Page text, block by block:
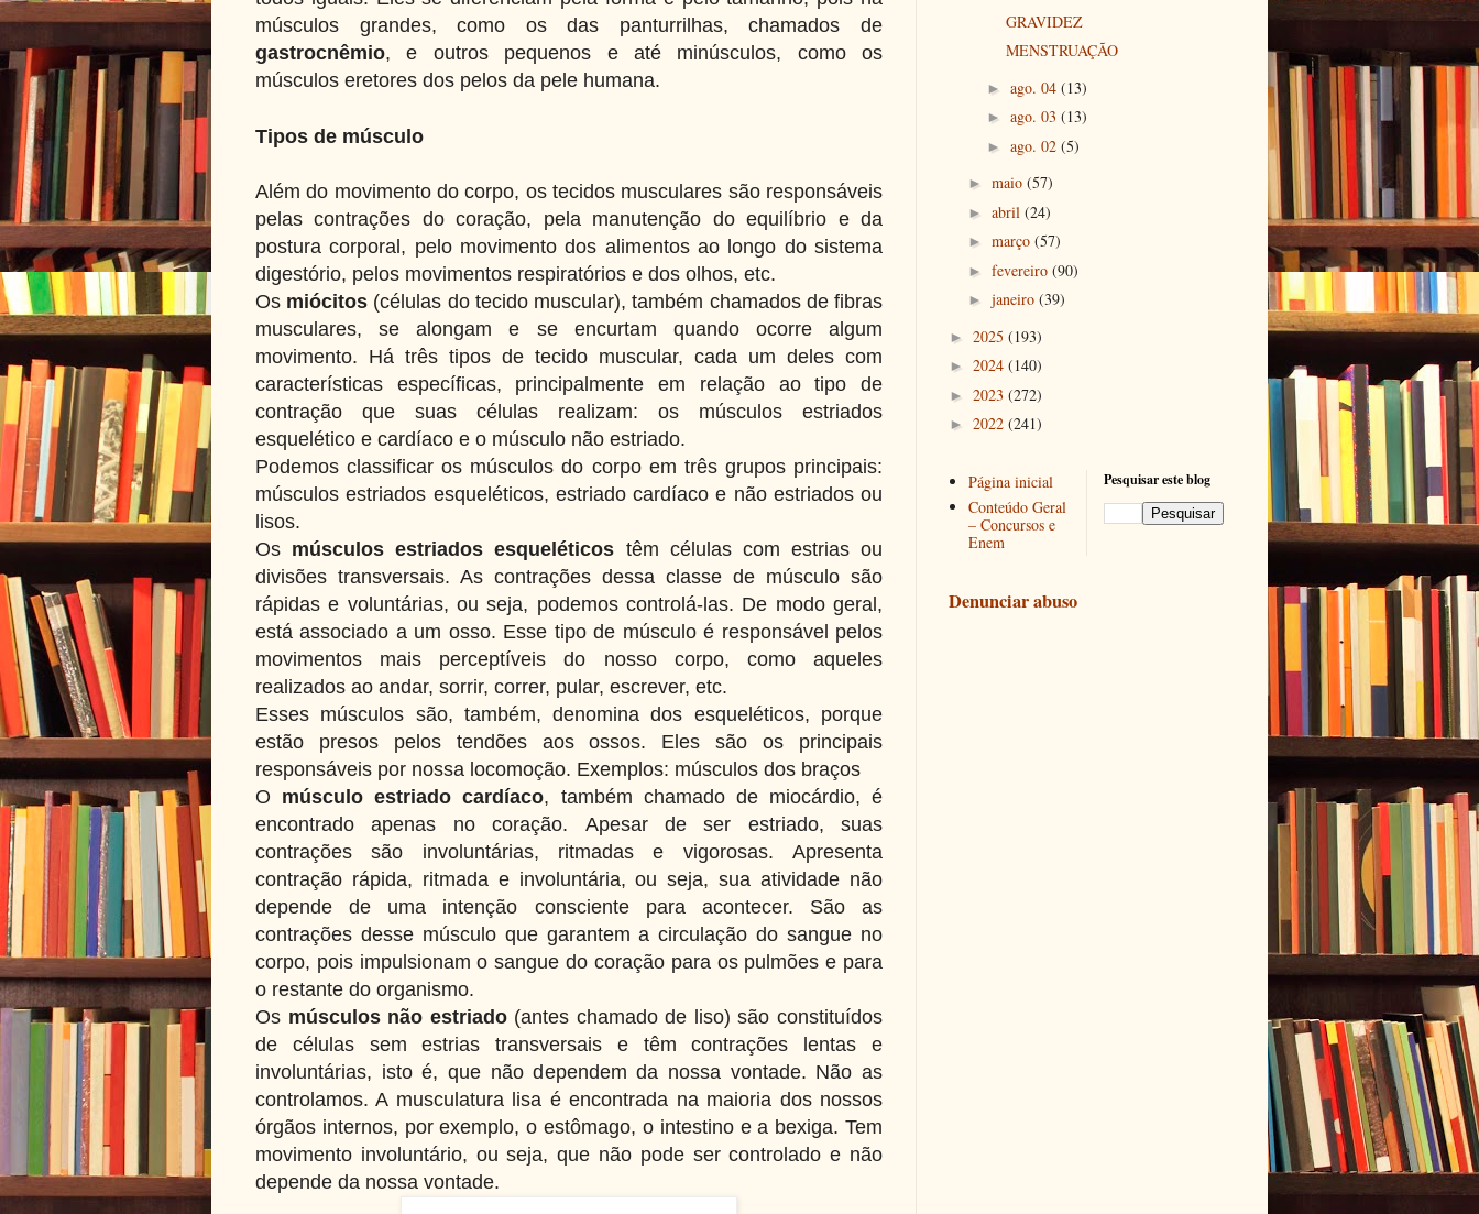
músculos grandes, como os das panturrilhas, chamados de
gastrocnêmio, e outros pequenos e até minúsculos, como os
músculos eretores dos pelos da pele humana.
Tipos de músculo
Além do movimento do corpo, os tecidos musculares são responsáveis
pelas contrações do coração, pela manutenção do equilíbrio e da
postura corporal, pelo movimento dos alimentos ao longo do sistema
digestório, pelos movimentos respiratórios e dos olhos, etc.
Os miócitos (células do tecido muscular), também chamados de fibras
musculares, se alongam e se encurtam quando ocorre algum
movimento. Há três tipos de tecido muscular, cada um deles com
características específicas, principalmente em relação ao tipo de
contração que suas células realizam: os músculos estriados
esquelético e cardíaco e o músculo não estriado.
Podemos classificar os músculos do corpo em três grupos principais:
músculos estriados esqueléticos, estriado cardíaco e não estriados ou
lisos.
Os músculos estriados esqueléticos têm células com estrias ou
divisões transversais. As contrações dessa classe de músculo são
rápidas e voluntárias, ou seja, podemos controlá-las. De modo geral,
está associado a um osso. Esse tipo de músculo é responsável pelos
movimentos mais perceptíveis do nosso corpo, como aqueles
realizados ao andar, sorrir, correr, pular, escrever, etc.
Esses músculos são, também, denomina dos esqueléticos, porque
estão presos pelos tendões aos ossos. Eles são os principais
responsáveis por nossa locomoção. Exemplos: músculos dos braços
O músculo estriado cardíaco, também chamado de miocárdio, é
encontrado apenas no coração. Apesar de ser estriado, suas
contrações são involuntárias, ritmadas e vigorosas. Apresenta
contração rápida, ritmada e involuntária, ou seja, sua atividade não
depende de uma intenção consciente para acontecer. São as
contrações desse músculo que garantem a circulação do sangue no
corpo, pois impulsionam o sangue do coração para os pulmões e para
o restante do organismo.
Os músculos não estriado (antes chamado de liso) são constituídos
de células sem estrias transversais e têm contrações lentas e
involuntárias, isto é, que não dependem da nossa vontade. Não as
controlamos. A musculatura lisa é encontrada na maioria dos nossos
órgãos internos, por exemplo, o estômago, o intestino e a bexiga. Tem
movimento involuntário, ou seja, que não pode ser controlado e não
depende da nossa vontade.
GRAVIDEZ
MENSTRUAÇÃO
► ago. 04 (13)
► ago. 03 (13)
► ago. 02 (5)
► maio (57)
► abril (24)
► março (57)
► fevereiro (90)
► janeiro (39)
► 2025 (193)
► 2024 (140)
► 2023 (272)
► 2022 (241)
Página inicial
Conteúdo Geral
– Concursos e
Enem
Pesquisar este blog
Denunciar abuso